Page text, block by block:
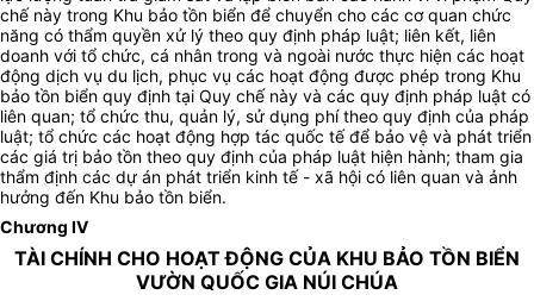
chế này trong Khu bảo tồn biển để chuyển cho các cơ quan chức
năng có thẩm quyền xử lý theo quy định pháp luật; liên kết, liên
doanh với tổ chức, cá nhân trong và ngoài nước thực hiện các hoạt
động dịch vụ du lịch, phục vụ các hoạt động được phép trong Khu
bảo tồn biển quy định tại Quy chế này và các quy định pháp luật có
liên quan; tổ chức thu, quản lý, sử dụng phí theo quy định của pháp
luật; tổ chức các hoạt động hợp tác quốc tế để bảo vệ và phát triển
các giá trị bảo tồn theo quy định của pháp luật hiện hành; tham gia
thẩm định các dự án phát triển kinh tế - xã hội có liên quan và ảnh
hưởng đến Khu bảo tồn biển.
Chương IV
TÀI CHÍNH CHO HOẠT ĐỘNG CỦA KHU BẢO TỒN BIỂN
VƯỜN QUỐC GIA NÚI CHÚA